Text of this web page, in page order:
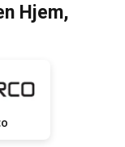
Hjem,